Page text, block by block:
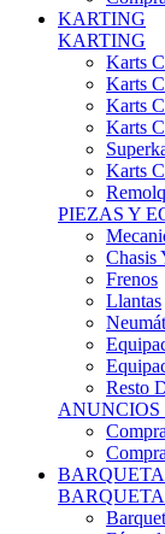
KARTING
KARTING
Karts
Karts
Karts
Karts
Karts
PIEZAS Y
Chasis
Frenos
Llantas
Resto
ANUNCIOS